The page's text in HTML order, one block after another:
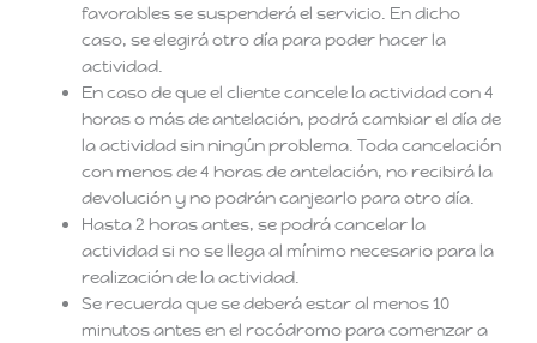
favorables se suspenderá el servicio. En dicho
caso, se elegirá otro día para poder hacer la
actividad.
En caso de que el cliente cancele la actividad con 4
horas o más de antelación, podrá cambiar el día de
la actividad sin ningún problema. Toda cancelación
con menos de 4 horas de antelación, no recibirá la
devolución y no podrán canjearlo para otro día.
Hasta 2 horas antes, se podrá cancelar la
actividad si no se llega al mínimo necesario para la
realización de la actividad.
Se recuerda que se deberá estar al menos 10
minutos antes en el rocódromo para comenzar a